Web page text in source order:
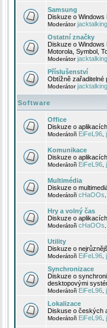
Samsung
Diskuze o
Moderátorjacktalking
Ostatní značky
Diskuze o
Motorola, Symbol,
Moderátorjacktalking
Příslušenství
Obtížně zařaditelné
Moderátorjacktalking
Software
Office
Diskuze o
Moderátoři EiFeL96
Komunikace
Diskuze o
Moderátoři EiFeL96
Multimédia
Diskuze o
Moderátoři cHaOOs
Hry a volný čas
Diskuze o
Moderátoři cHaOOs
Utility
Diskuze o
Moderátoři EiFeL96
Synchronizace
Diskuze o
desktopovými
Moderátoři EiFeL96
Lokalizace
Diskuse o českých
Moderátoři EiFeL96